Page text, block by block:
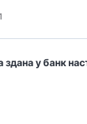
здана у банк